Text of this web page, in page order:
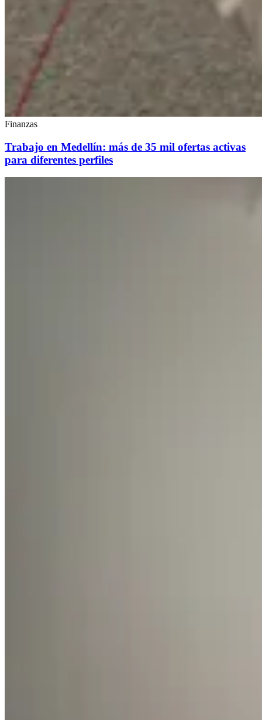
Finanzas
Trabajo en Medellín: más de 35 mil ofertas activas
para diferentes perfiles